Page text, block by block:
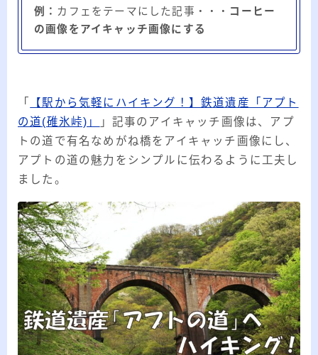
例： カフェをテーマにした記事・・・ コーヒー
の画像をアイキャッチ画像にする
「
【駅から気軽にハイキング！】鉄道遺産「アプト
の道(碓氷峠)」
」記事のアイキャッチ画像は、アプ
トの道で有名なめがね橋をアイキャッチ画像にし、
アプトの道の魅力をシンプルに伝わるように工夫し
ました。